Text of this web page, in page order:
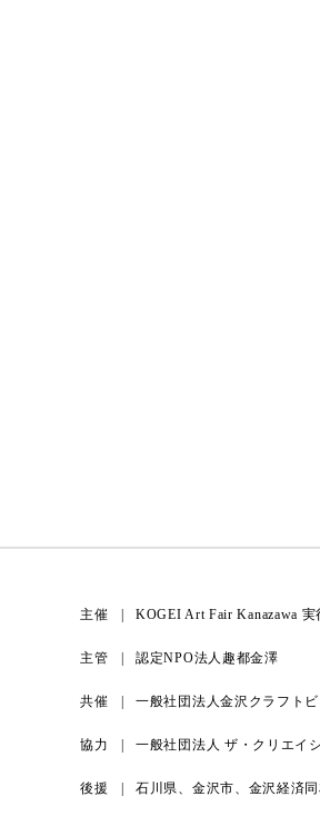
主催 KOGEI Art Fair Kanazawa 実
主管 認定NPO法人趣都金澤
共催 一般社団法人金沢クラフト
協力 一般社団法人 ザ・クリエイ
後援 石川県、金沢市、金沢経済